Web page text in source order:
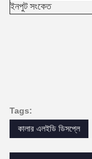
ইনপুট সংকেত
Tags:
কালার এলইডি ডিসপ্লে